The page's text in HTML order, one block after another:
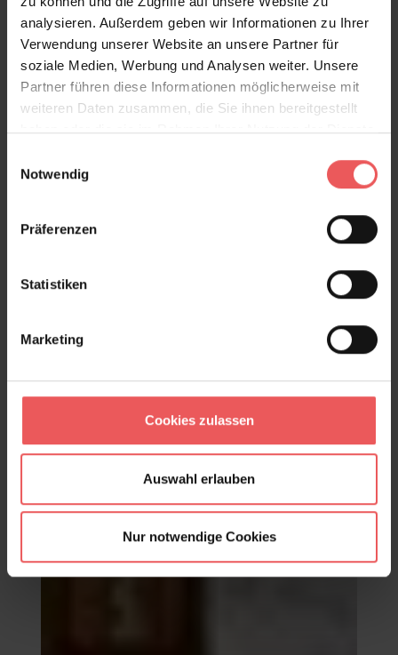
analysieren. Außerdem geben wir Informationen zu Ihrer
Verwendung unserer Website an unsere Partner für
soziale Medien, Werbung und Analysen weiter. Unsere
Partner führen diese Informationen möglicherweise mit
weiteren Daten zusammen, die Sie ihnen bereitgestellt
haben oder die sie im Rahmen Ihrer Nutzung der Dienste
Notwendig
Präferenzen
Statistiken
Marketing
Cookies zulassen
Auswahl erlauben
Nur notwendige Cookies
149,00 €